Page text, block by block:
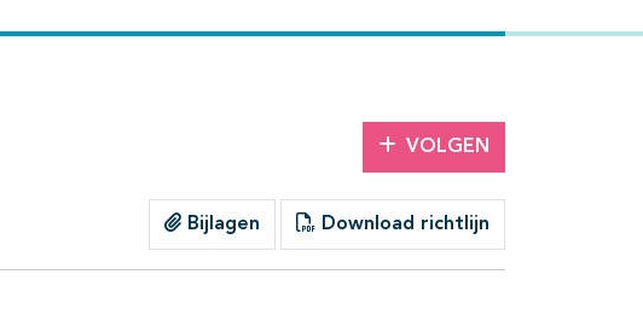
VOLGEN
Bijlagen Download richtlijn